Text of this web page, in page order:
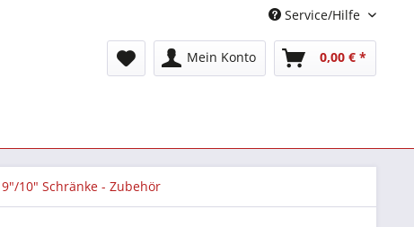
Service/Hilfe
Mein Konto 0,00 € *
10" Schränke - Zubehör